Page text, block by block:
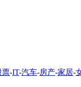
票-IT-汽车-房产-家居-